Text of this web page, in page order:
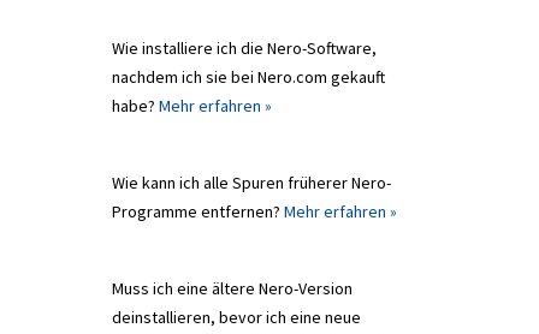
Wie installiere ich die Nero-Software,
nachdem ich sie bei Nero.com gekauft
habe? Mehr erfahren »
Wie kann ich alle Spuren früherer Nero-
Programme entfernen? Mehr erfahren »
Muss ich eine ältere Nero-Version
deinstallieren, bevor ich eine neue